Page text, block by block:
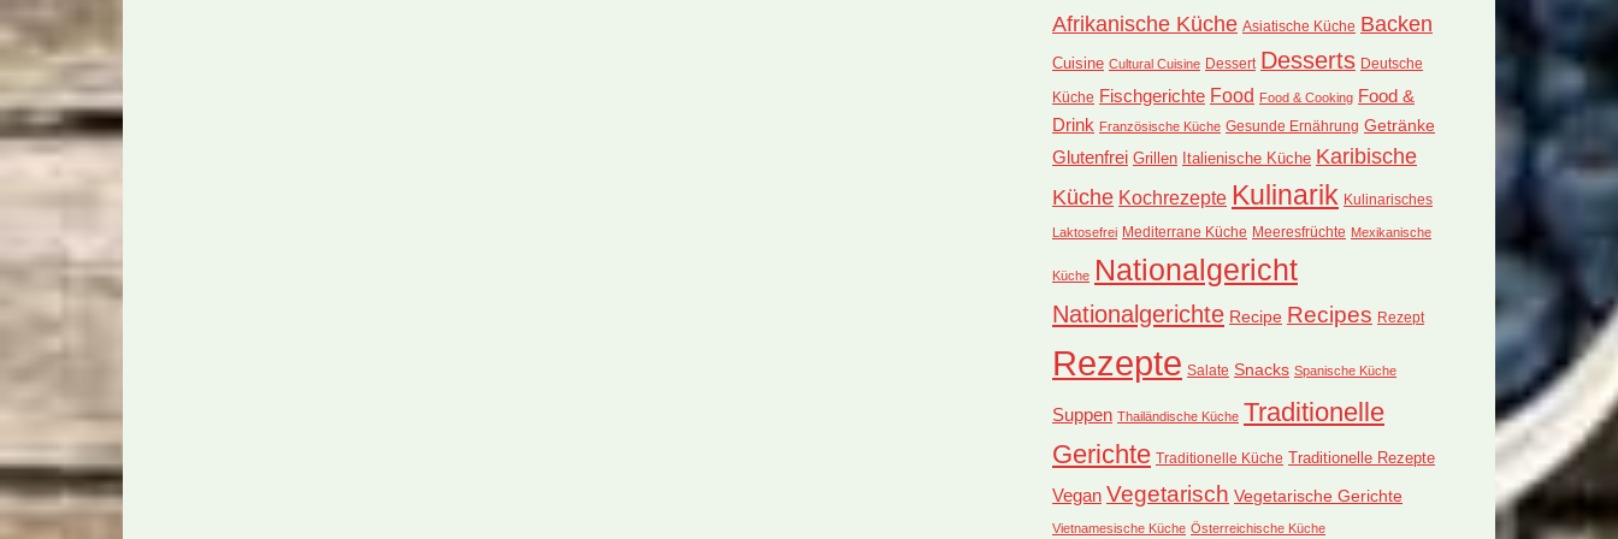
Afrikanische Küche Asiatische Küche Backen
Cuisine Cultural Cuisine Dessert Desserts Deutsche
Küche Fischgerichte Food Food & Cooking Food &
Drink Französische Küche Gesunde Ernährung Getränke
Glutenfrei Grillen Italienische Küche Karibische
Küche Kochrezepte Kulinarik Kulinarisches
Laktosefrei Mediterrane Küche Meeresfrüchte Mexikanische
Küche Nationalgericht
Nationalgerichte Recipe Recipes Rezept
Rezepte Salate Snacks Spanische Küche
Suppen Thailändische Küche Traditionelle
Gerichte Traditionelle Küche Traditionelle Rezepte
Vegan Vegetarisch Vegetarische Gerichte
Vietnamesische Küche Österreichische Küche